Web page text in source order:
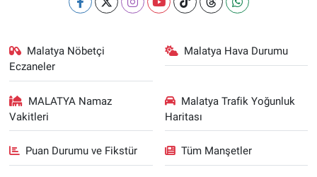
Malatya Nöbetçi
Eczaneler
Malatya Hava Durumu
MALATYA Namaz
Vakitleri
Malatya Trafik Yoğunluk
Haritası
Puan Durumu ve Fikstür Tüm Manşetler